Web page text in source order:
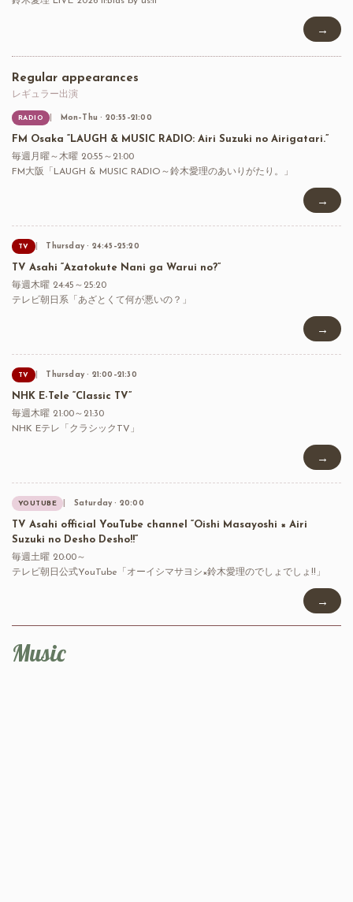
→
Regular appearances
レギュラー出演
RADIO Mon–Thu · 20:55–21:00
FM Osaka “LAUGH & MUSIC RADIO: Airi Suzuki no Airigatari.”
毎週月曜～木曜 20:55～21:00
FM大阪「LAUGH & MUSIC RADIO～鈴木愛理のあいりがたり。」
→
TV Thursday · 24:45–25:20
TV Asahi “Azatokute Nani ga Warui no?”
毎週木曜 24:45～25:20
テレビ朝日系「あざとくて何が悪いの？」
→
TV Thursday · 21:00–21:30
NHK E-Tele “Classic TV”
毎週木曜 21:00～21:30
NHK Eテレ「クラシックTV」
→
YOUTUBE Saturday · 20:00
TV Asahi official YouTube channel “Oishi Masayoshi × Airi
Suzuki no Desho Desho!!”
毎週土曜 20:00～
テレビ朝日公式YouTube「オーイシマサヨシ×鈴木愛理のでしょでしょ!!」
→
Music